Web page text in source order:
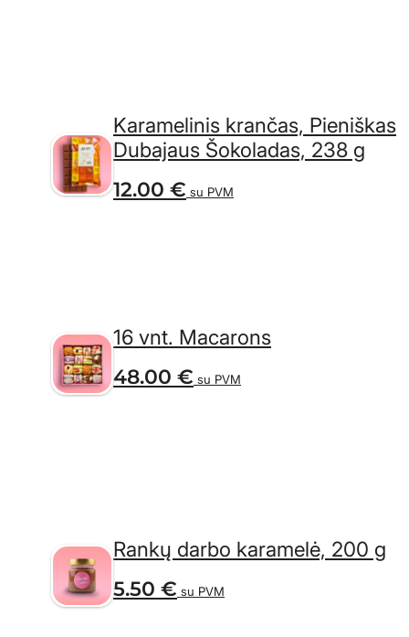
Karamelinis krančas, Pieniškas
Dubajaus Šokoladas, 238 g
12.00 € su PVM
16 vnt. Macarons
48.00 € su PVM
Rankų darbo karamelė, 200 g
5.50 € su PVM